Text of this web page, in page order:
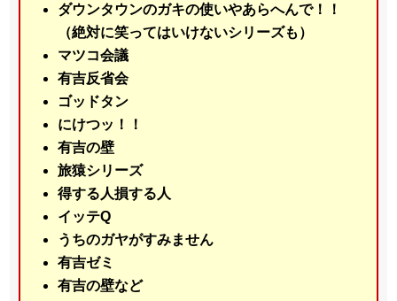
ダウンタウンのガキの使いやあらへんで！！
（絶対に笑ってはいけないシリーズも）
マツコ会議
有吉反省会
ゴッドタン
にけつッ！！
有吉の壁
旅猿シリーズ
得する人損する人
イッテQ
うちのガヤがすみません
有吉ゼミ
有吉の壁など